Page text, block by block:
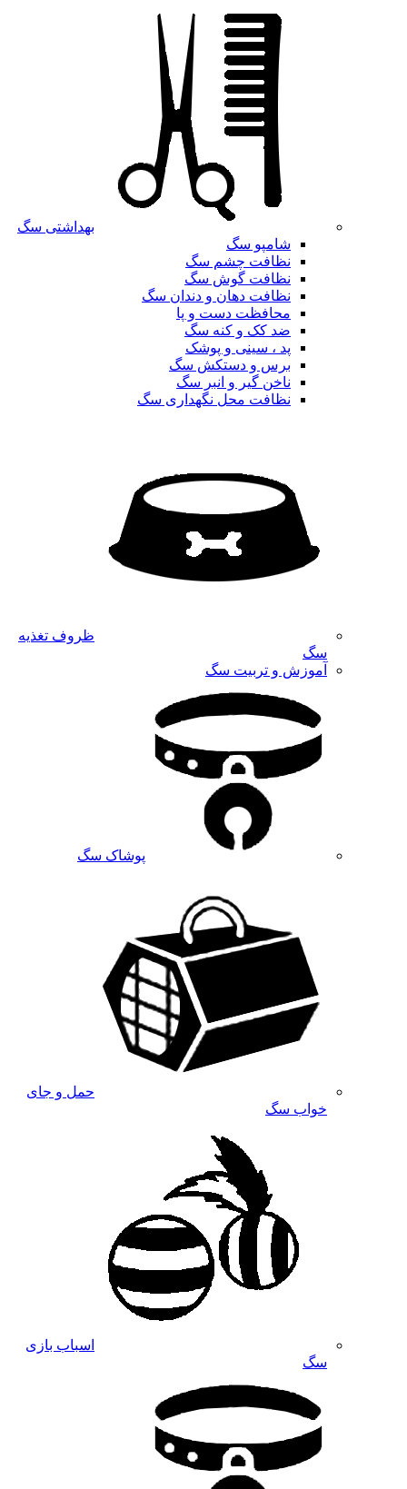
بهداشتی سگ
شامپو سگ
نظافت چشم سگ
نظافت گوش سگ
نظافت دهان و دندان سگ
محافظت دست و پا
ضد کک و کنه سگ
پد ، سینی و پوشک
برس و دستکش سگ
ناخن گیر و انبر سگ
نظافت محل نگهداری سگ
ظروف تغذیه
سگ
آموزش و تربیت سگ
پوشاک سگ
حمل و جای
خواب سگ
اسباب بازی
سگ